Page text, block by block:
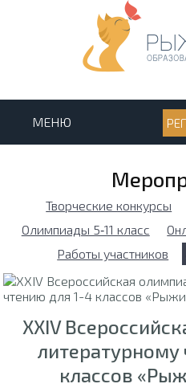
МЕНЮ
Творческие конкурсы
Олимпиады 5‑11 класс
Работы участников
XXIV
классов